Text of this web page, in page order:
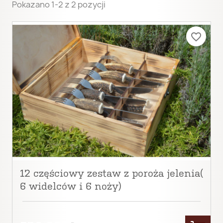
Pokazano 1-2 z 2 pozycji
12 częściowy zestaw z poroża jelenia(
6 widelców i 6 noży)
favorite_border